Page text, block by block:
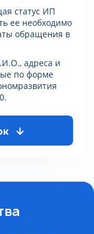
статус ИП
ее необходимо
обращения в
адреса и
по форме